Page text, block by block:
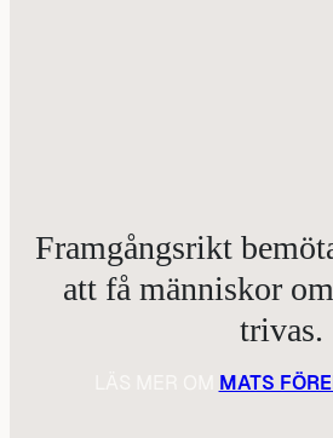
Framgångsrikt
att få människor
trivas.
MATS